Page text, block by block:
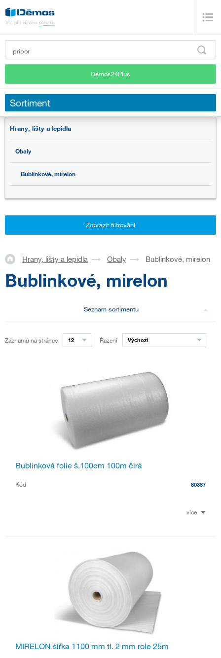
Démos24Plus
Sortiment
Hrany, lišty a lepidla
Obaly
Bublinkové, mirelon
Zobrazit filtrování
Hrany, lišty a lepidla Obaly Bublinkové, mirelon
Bublinkové, mirelon
Seznam sortimentu
Záznamů na stránce 12 Řazení Výchozí
Bublinková folie š.100cm 100m čirá
Kód 80387
více
MIRELON šířka 1100 mm tl. 2 mm role 25m